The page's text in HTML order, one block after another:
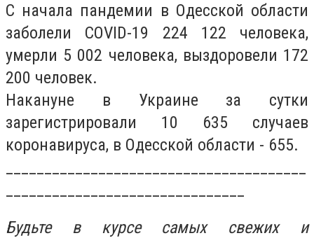
С начала пандемии в Одесской области
заболели COVID-19 224 122 человека,
умерли 5 002 человека, выздоровели 172
200 человек.
Накануне в Украине за сутки
зарегистрировали 10 635 случаев
коронавируса, в Одесской области - 655.
Будьте в курсе самых свежих и